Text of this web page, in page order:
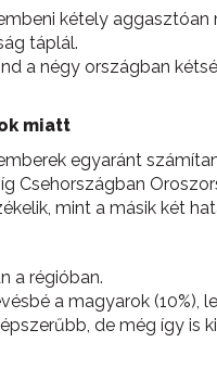
kétely
táplál.
a négy országban
miatt
egyaránt
Csehországban
mint a másik két
a régióban.
a magyarok (10%),
de még így is